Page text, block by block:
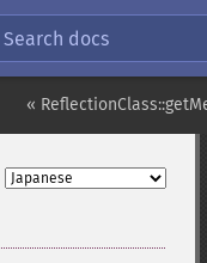
Search docs
«